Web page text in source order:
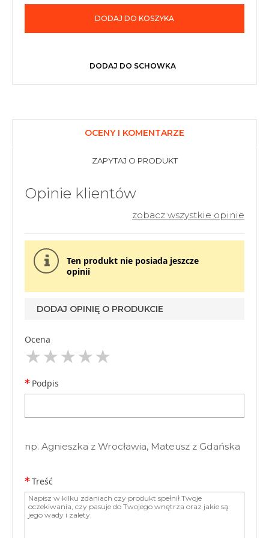
DODAJ DO KOSZYKA
DODAJ DO SCHOWKA
OCENY I KOMENTARZE
ZAPYTAJ O PRODUKT
Opinie klientów
zobacz wszystkie opinie
Ten produkt nie posiada jeszcze
opinii
DODAJ OPINIĘ O PRODUKCIE
Ocena
Podpis
np. Agnieszka z Wrocławia, Mateusz z Gdańska
Treść